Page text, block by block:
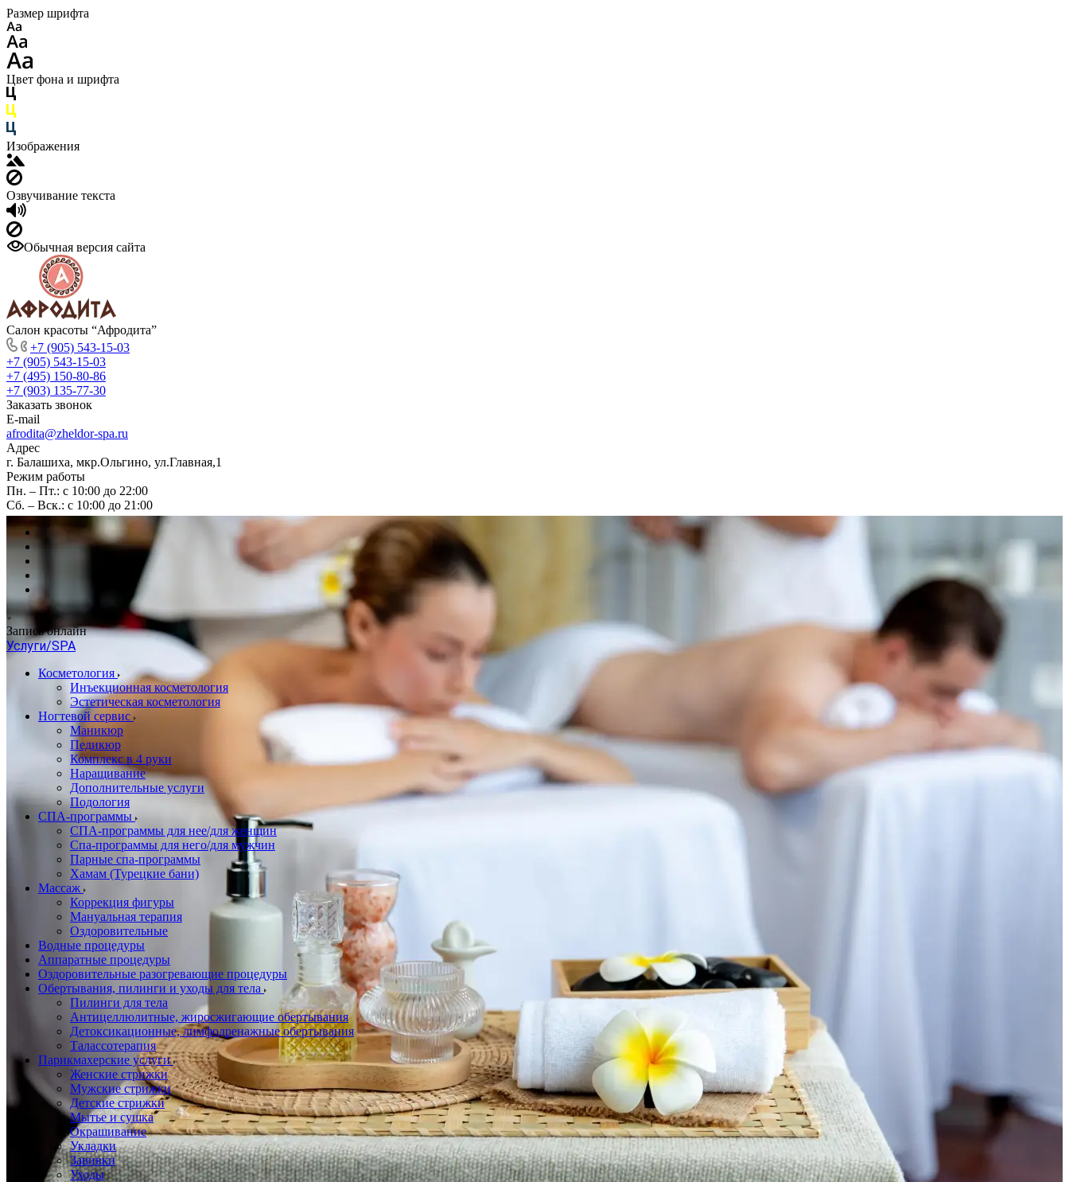
Размер шрифта
Цвет фона и шрифта
Изображения
Озвучивание текста
Обычная версия сайта
Салон красоты “Афродита”
+7 (905) 543-15-03
+7 (905) 543-15-03
+7 (495) 150-80-86
+7 (903) 135-77-30
Заказать звонок
E-mail
afrodita@zheldor-spa.ru
Адрес
г. Балашиха, мкр.Ольгино, ул.Главная,1
Режим работы
Пн. – Пт.: с 10:00 до 22:00
Сб. – Вск.: с 10:00 до 21:00
Запись онлайн
Услуги/SPA
Косметология
Инъекционная косметология
Эстетическая косметология
Ногтевой сервис
Маникюр
Педикюр
Комплекс в 4 руки
Наращивание
Дополнительные услуги
Подология
СПА-программы
СПА-программы для нее/для женщин
Спа-программы для него/для мужчин
Парные спа-программы
Хамам (Турецкие бани)
Массаж
Коррекция фигуры
Мануальная терапия
Оздоровительные
Водные процедуры
Аппаратные процедуры
Оздоровительные разогревающие процедуры
Обертывания, пилинги и уходы для тела
Пилинги для тела
Антицеллюлитные, жиросжигающие обертывания
Детоксикационные, лимфодренажные обертывания
Талассотерапия
Парикмахерские услуги
Женские стрижки
Мужские стрижки
Детские стрижки
Мытье и сушка
Окрашивание
Укладки
Завивки
Уходы